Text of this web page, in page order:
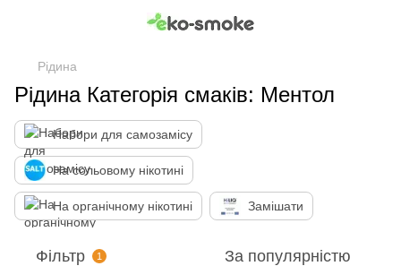
Рідина
Рідина Категорія смаків: Ментол
Набори для самозамісу
На сольовому нікотині
На органічному нікотині Замішати
Фільтр 1 За популярністю